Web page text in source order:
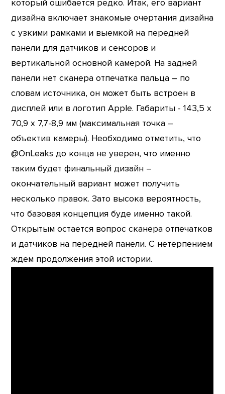
который ошибается редко. Итак, его вариант
дизайна включает знакомые очертания дизайна
с узкими рамками и выемкой на передней
панели для датчиков и сенсоров и
вертикальной основной камерой. На задней
панели нет сканера отпечатка пальца – по
словам источника, он может быть встроен в
дисплей или в логотип Apple. Габариты - 143,5 х
70,9 х 7,7-8,9 мм (максимальная точка –
объектив камеры). Необходимо отметить, что
@OnLeaks до конца не уверен, что именно
таким будет финальный дизайн –
окончательный вариант может получить
несколько правок. Зато высока вероятность,
что базовая концепция буде именно такой.
Открытым остается вопрос сканера отпечатков
и датчиков на передней панели. С нетерпением
ждем продолжения этой истории.